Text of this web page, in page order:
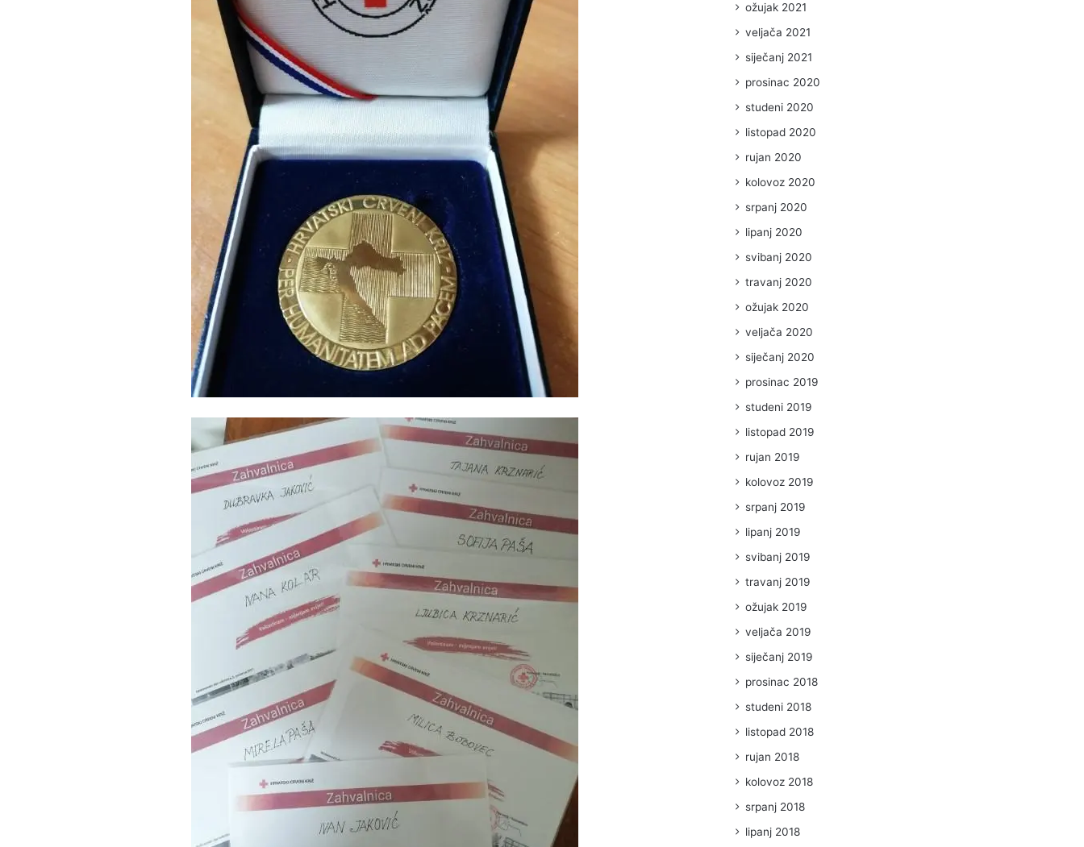
ožujak 2021
veljača 2021
siječanj 2021
prosinac 2020
studeni 2020
listopad 2020
rujan 2020
kolovoz 2020
srpanj 2020
lipanj 2020
svibanj 2020
travanj 2020
ožujak 2020
veljača 2020
siječanj 2020
prosinac 2019
studeni 2019
listopad 2019
rujan 2019
kolovoz 2019
srpanj 2019
lipanj 2019
svibanj 2019
travanj 2019
ožujak 2019
veljača 2019
siječanj 2019
prosinac 2018
studeni 2018
listopad 2018
rujan 2018
kolovoz 2018
srpanj 2018
lipanj 2018